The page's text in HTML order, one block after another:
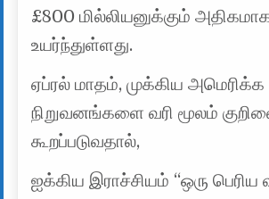
£800 மில்லியனுக்கும்
உயர்ந்துள்ளது.
ஏப்ரல் மாதம், முக்கிய அமெரிக்க
நிறுவனங்களை வரி மூலம்
கூறப்படுவதால்,
ஐக்கிய இராச்சியம் “ஒரு பெரிய